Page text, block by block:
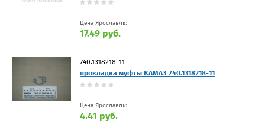
Цена Ярославль:
17.49 руб.
740.1318218-11
прокладка муфты КАМАЗ 740.1318218-11
Цена Ярославль:
4.41 руб.